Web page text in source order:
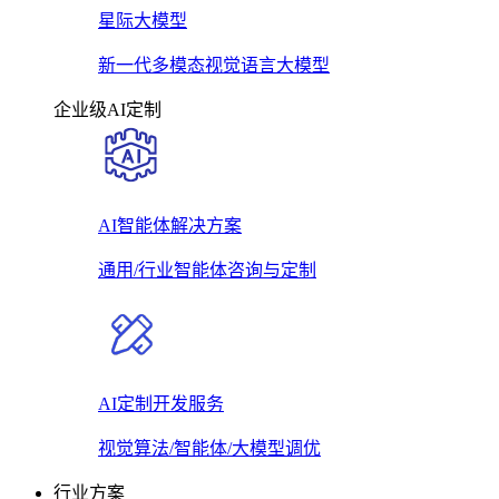
星际大模型
新一代多模态视觉语言大模型
企业级AI定制
AI智能体解决方案
通用/行业智能体咨询与定制
AI定制开发服务
视觉算法/智能体/大模型调优
行业方案